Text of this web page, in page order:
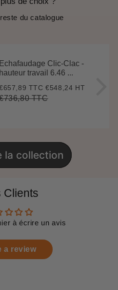
du catalogue
Echafaudage Clic-Clac -
hauteur travail 6.46 ...
TTC€657,89
€548,24 HT
TTC€736,80
la collection
Clients
à écrire un avis
a review